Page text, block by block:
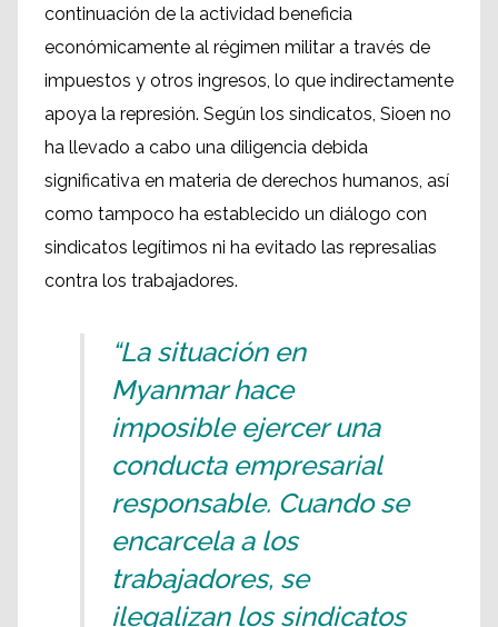
continuación de la actividad beneficia
económicamente al régimen militar a través de
impuestos y otros ingresos, lo que indirectamente
apoya la represión. Según los sindicatos, Sioen no
ha llevado a cabo una diligencia debida
significativa en materia de derechos humanos, así
como tampoco ha establecido un diálogo con
sindicatos legítimos ni ha evitado las represalias
contra los trabajadores.
“La situación en
Myanmar hace
imposible ejercer una
conducta empresarial
responsable. Cuando se
encarcela a los
trabajadores, se
ilegalizan los sindicatos